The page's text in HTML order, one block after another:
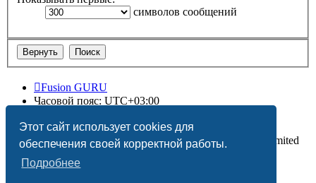
Этот сайт использует cookies для
обеспечения своей корректной работы.
Подробнее
символов сообщений
Fusion GURU
Часовой пояс: UTC+03:00
Создано на основеphpBB® Forum Software © phpBB Limited